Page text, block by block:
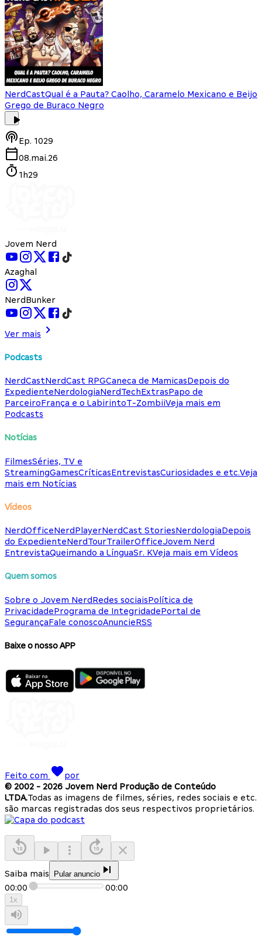
NerdCastQual é a Pauta? Caolho, Caramelo Mexicano e Beijo
Grego de Buraco Negro
Ep. 1029
08.mai.26
1h29
Jovem Nerd
Azaghal
NerdBunker
Ver mais
Podcasts
NerdCastNerdCast RPGCaneca de MamicasDepois do
ExpedienteNerdologiaNerdTechExtrasPapo de
ParceiroFrança e o LabirintoT-ZombiiVeja mais em
Podcasts
Notícias
FilmesSéries, TV e
StreamingGamesCríticasEntrevistasCuriosidades e etc.Veja
mais em Notícias
Vídeos
NerdOfficeNerdPlayerNerdCast StoriesNerdologiaDepois
do ExpedienteNerdTourTrailerOfficeJovem Nerd
EntrevistaQueimando a LínguaSr. KVeja mais em Vídeos
Quem somos
Sobre o Jovem NerdRedes sociaisPolítica de
PrivacidadePrograma de IntegridadePortal de
SegurançaFale conoscoAnuncieRSS
Baixe o nosso APP
Feito com
por
© 2002 - 2026 Jovem Nerd Produção de Conteúdo
LTDA.Todas as imagens de filmes, séries, redes sociais e etc.
são marcas registradas dos seus respectivos proprietários.
Saiba mais Pular anuncio
00:00 00:00
1x